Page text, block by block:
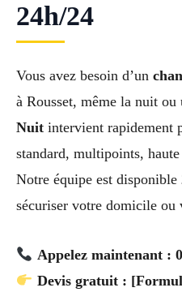
24h/24
Vous avez besoin d’un
à Rousset, même la nuit
Nuit intervient rapidement
standard, multipoints,
Notre équipe est disponible
sécuriser votre domicile ou
Appelez maintenant :
Devis gratuit :